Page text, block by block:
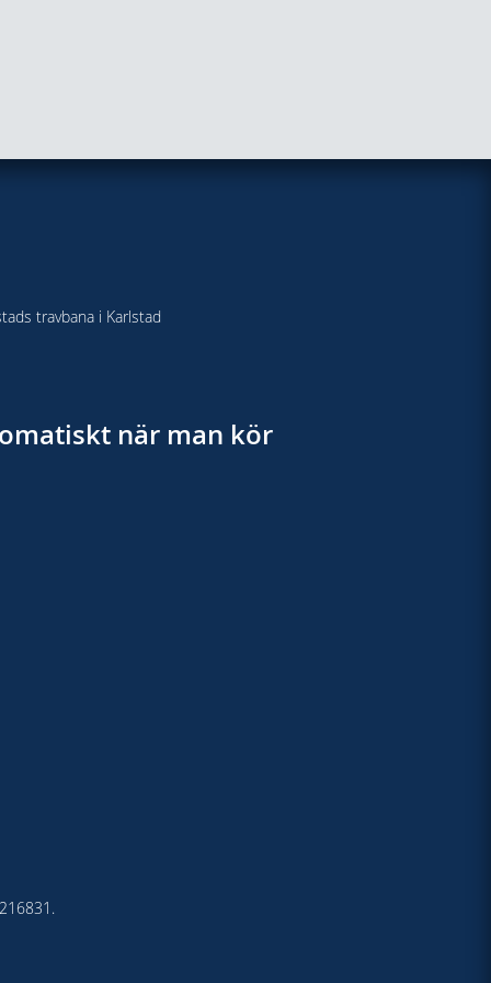
travbana i Karlstad
när man kör